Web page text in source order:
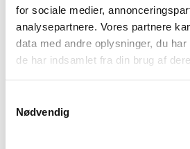
for sociale medier,
analysepartnere. Vores partnere
data med andre oplysninger, du
de har indsamlet fra din brug af
Nødvendig